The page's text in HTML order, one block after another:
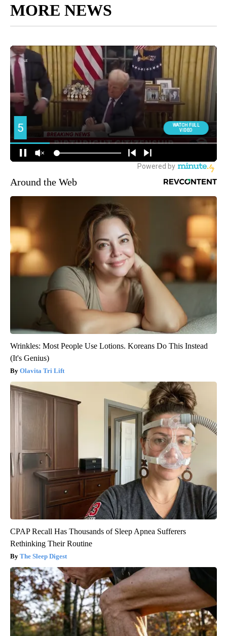
MORE NEWS
Around the Web
Wrinkles: Most People Use Lotions. Koreans Do This Instead
(It's Genius)
Olavita Tri Lift
CPAP Recall Has Thousands of Sleep Apnea Sufferers
Rethinking Their Routine
The Sleep Digest